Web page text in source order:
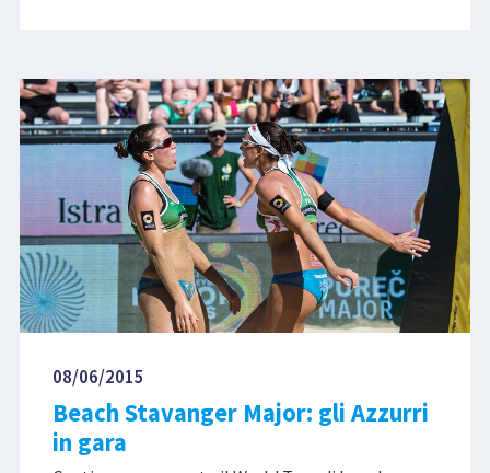
08/06/2015
Beach Stavanger Major: gli Azzurri
in gara